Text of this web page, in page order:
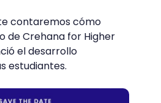
contaremos cómo
de Crehana for Higher
el desarrollo
estudiantes.